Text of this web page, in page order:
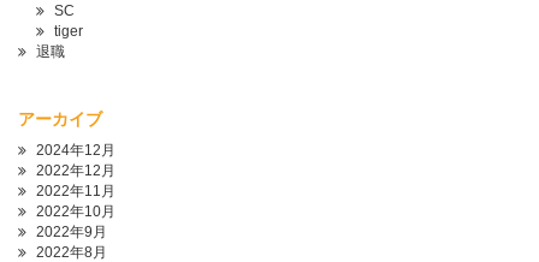
SC
tiger
退職
アーカイブ
2024年12月
2022年12月
2022年11月
2022年10月
2022年9月
2022年8月